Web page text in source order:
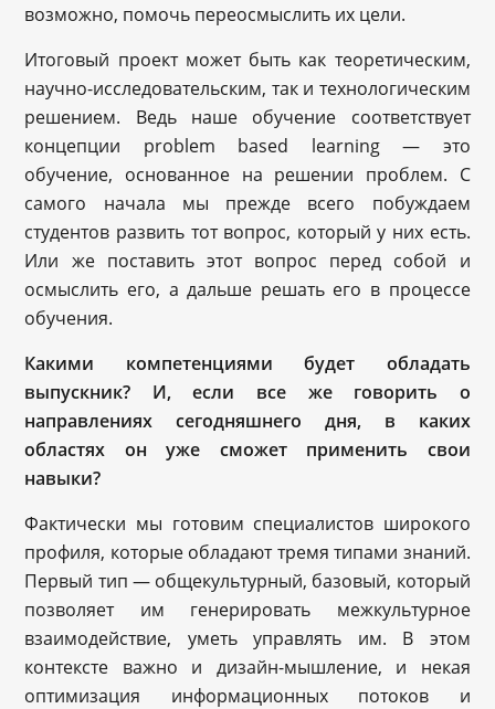
возможно, помочь переосмыслить их цели.
Итоговый проект может быть как теоретическим,
научно-исследовательским, так и технологическим
решением. Ведь наше обучение соответствует
концепции problem based learning — это
обучение, основанное на решении проблем. С
самого начала мы прежде всего побуждаем
студентов развить тот вопрос, который у них есть.
Или же поставить этот вопрос перед собой и
осмыслить его, а дальше решать его в процессе
обучения.
Какими компетенциями будет обладать
выпускник? И, если все же говорить о
направлениях сегодняшнего дня, в каких
областях он уже сможет применить свои
навыки?
Фактически мы готовим специалистов широкого
профиля, которые обладают тремя типами знаний.
Первый тип — общекультурный, базовый, который
позволяет им генерировать межкультурное
взаимодействие, уметь управлять им. В этом
контексте важно и дизайн-мышление, и некая
оптимизация информационных потоков и